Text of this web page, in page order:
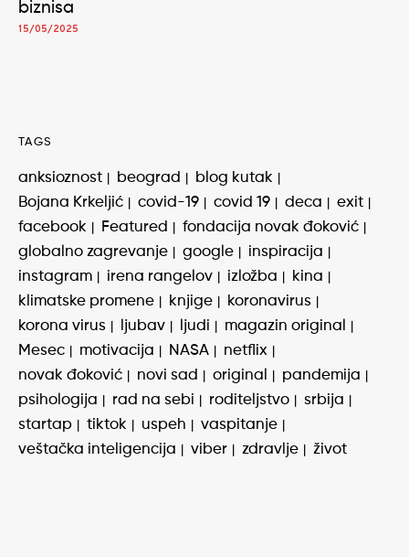
biznisa
15/05/2025
TAGS
anksioznost beograd
blog kutak
Bojana Krkeljić
covid-19 covid 19 deca
exit
facebook
Featured
fondacija novak đoković
globalno zagrevanje
google
inspiracija
instagram
irena rangelov izložba
kina
klimatske promene
knjige
koronavirus
korona virus
ljubav ljudi
magazin original
Mesec
motivacija NASA
netflix
novak đoković
novi sad original
pandemija
psihologija
rad na sebi roditeljstvo
srbija
startap
tiktok uspeh
vaspitanje
veštačka inteligencija
viber zdravlje život